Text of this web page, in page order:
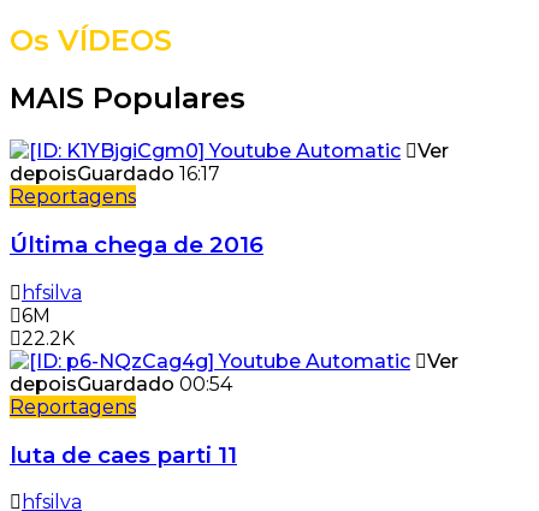
Os VÍDEOS
MAIS Populares
Ver
depoisGuardado 16:17
Reportagens
Última chega de 2016
hfsilva
6M
22.2K
Ver
depoisGuardado 00:54
Reportagens
luta de caes parti 11
hfsilva